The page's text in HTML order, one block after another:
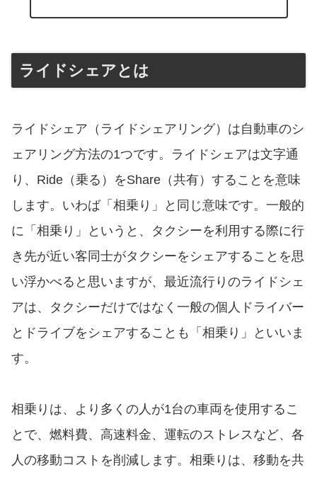
ライドシェアとは
ライドシェア（ライドシェアリング）は自動車のシ
ェアリング方法の1つです。ライドシェアは文字通
り、Ride（乗る）をShare（共有）することを意味
します。いわば「相乗り」と同じ意味です。一般的
に「相乗り」というと、タクシーを利用する際に行
き先が近い客同士がタクシーをシェアすることを思
い浮かべると思いますが、最近流行りのライドシェ
アは、タクシーだけではなく一般の個人ドライバー
とドライブをシェアすることも「相乗り」といいま
す。
相乗りは、より多くの人が1台の車両を使用するこ
とで、燃料費、高速料金、運転のストレスなど、各
人の移動コストを削減します。相乗りは、移動を共